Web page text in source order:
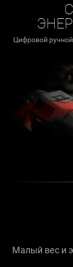
Цифровой
Малый вес и